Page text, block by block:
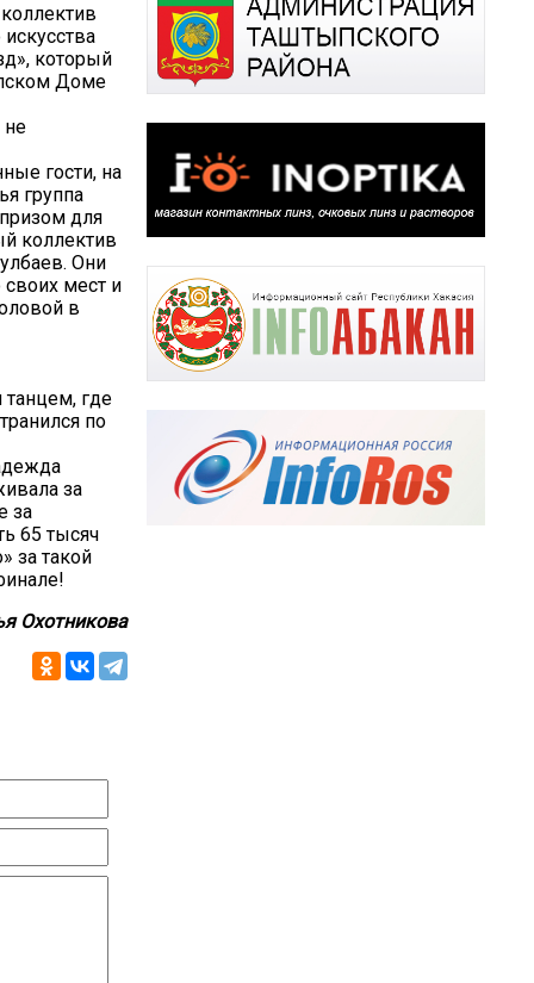
который
Доме
не
гости, на
группа
для
коллектив
Они
мест и
в
танцем, где
по
за
за
65 тысяч
за такой
Охотникова